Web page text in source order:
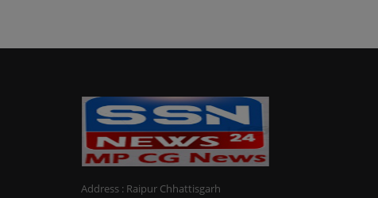
Address : Raipur Chhattisgarh